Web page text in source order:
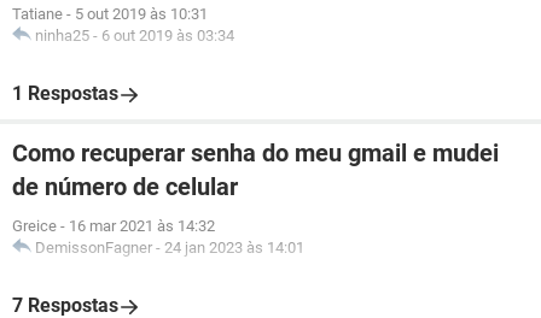
Tatiane - 5 out 2019 às 10:31
ninha25 - 6 out 2019 às 03:34
1 Respostas
Como recuperar senha do meu gmail e mudei
de número de celular
Greice - 16 mar 2021 às 14:32
DemissonFagner - 24 jan 2023 às 14:01
7 Respostas